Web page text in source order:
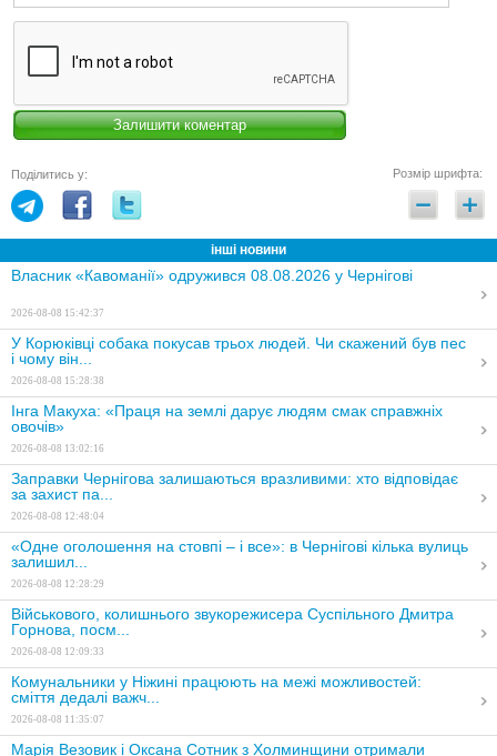
Поділитись у: Розмір шрифта:
інші новини
Власник «Кавоманії» одружився 08.08.2026 у Чернігові
2026-08-08 15:42:37
У Корюківці собака покусав трьох людей. Чи скажений був пес
і чому він...
2026-08-08 15:28:38
Інга Макуха: «Праця на землі дарує людям смак справжніх
овочів»
2026-08-08 13:02:16
Заправки Чернігова залишаються вразливими: хто відповідає
за захист па...
2026-08-08 12:48:04
«Одне оголошення на стовпі – і все»: в Чернігові кілька вулиць
залишил...
2026-08-08 12:28:29
Військового, колишнього звукорежисера Суспільного Дмитра
Горнова, посм...
2026-08-08 12:09:33
Комунальники у Ніжині працюють на межі можливостей:
сміття дедалі важч...
2026-08-08 11:35:07
Марія Везовик і Оксана Сотник з Холминщини отримали